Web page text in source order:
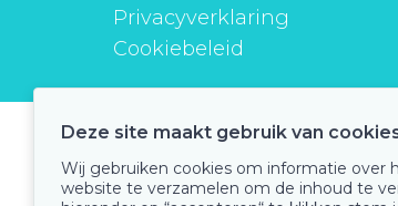
Privacyverklaring
Cookiebeleid
Deze site maakt gebruik van
Wij gebruiken cookies om informatie over
website te verzamelen om de inhoud te